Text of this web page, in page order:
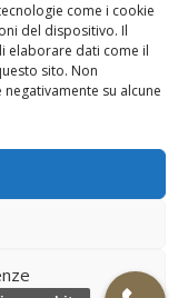
come i cookie
del dispositivo. Il
elaborare dati come il
sito. Non
su alcune
Piemonte